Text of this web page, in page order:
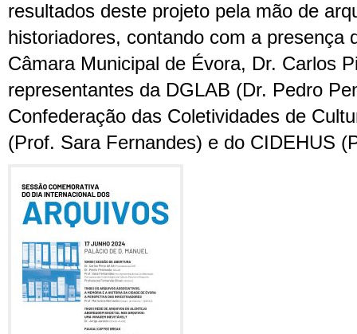
resultados deste projeto pela mão de
historiadores, contando com a presença
Câmara Municipal de Évora, Dr. Carlos
representantes da DGLAB (Dr. Pedro
Confederação das Coletividades de
(Prof. Sara Fernandes) e do CIDEHUS